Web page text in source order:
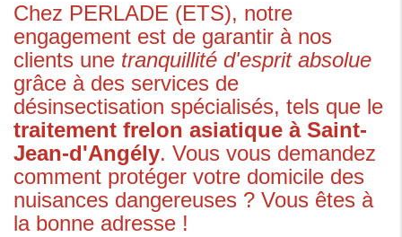
Chez PERLADE (ETS), notre
engagement est de garantir à nos
clients une tranquillité d'esprit absolue
grâce à des services de
désinsectisation spécialisés, tels que le
traitement frelon asiatique à Saint-
Jean-d'Angély. Vous vous demandez
comment protéger votre domicile des
nuisances dangereuses ? Vous êtes à
la bonne adresse !